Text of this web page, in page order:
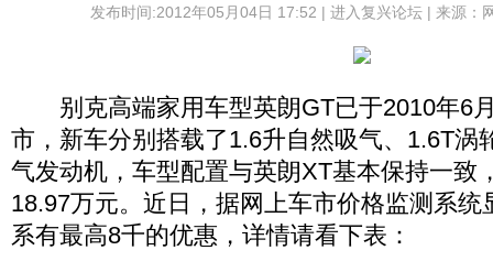
发布时间:2012年05月04日 17:52 | 进入复兴论坛| 来源：
别克高端家用车型英朗GT已于2010年6
市，新车分别搭载了1.6升自然吸气、1.6T涡
气发动机，车型配置与英朗XT基本保持一致
18.97万元。近日，据网上车市价格监测系统
系有最高8千的优惠，详情请看下表：